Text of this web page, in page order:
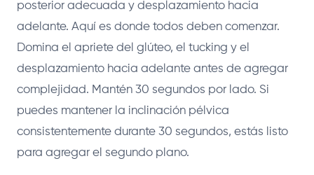
posterior adecuada y desplazamiento hacia
adelante. Aquí es donde todos deben comenzar.
Domina el apriete del glúteo, el tucking y el
desplazamiento hacia adelante antes de agregar
complejidad. Mantén 30 segundos por lado. Si
puedes mantener la inclinación pélvica
consistentemente durante 30 segundos, estás listo
para agregar el segundo plano.